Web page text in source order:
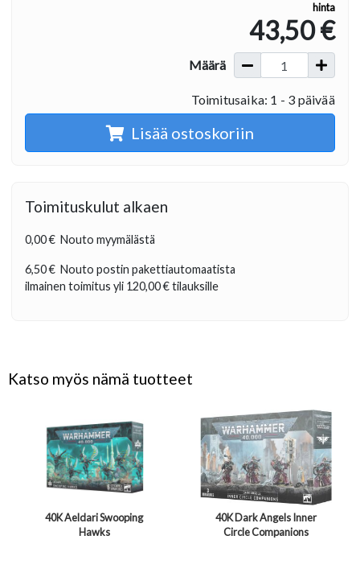
hinta
43,50 €
Määrä
Toimitusaika: 1 - 3 päivää
Lisää ostoskoriin
Toimituskulut alkaen
0,00 € Nouto myymälästä
6,50 € Nouto postin pakettiautomaatista
ilmainen toimitus yli 120,00 €tilauksille
Katso myös nämä tuotteet
40K Aeldari Swooping
Hawks
40K Dark Angels Inner
Circle Companions